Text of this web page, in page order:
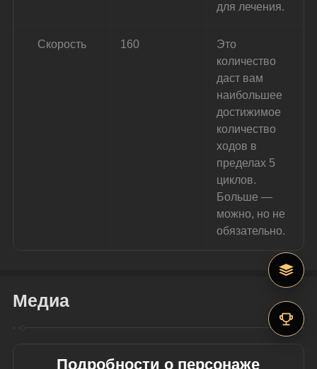
для лечения.
Скорость 160
Это
количество
даст вам
наибольшее
достижимое
количество
ходов в
пределах 5
циклов.
Больше —
можно, но не
обязательно.
Медиа
Подробности о персонаже